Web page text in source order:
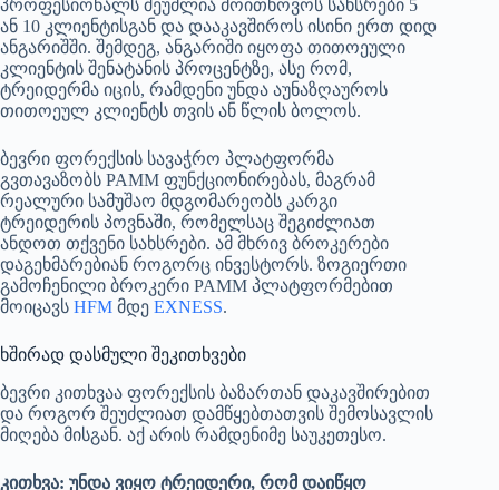
პროფესიონალს შეუძლია მოითხოვოს სახსრები 5
ან 10 კლიენტისგან და დააკავშიროს ისინი ერთ დიდ
ანგარიშში. შემდეგ, ანგარიში იყოფა თითოეული
კლიენტის შენატანის პროცენტზე, ასე რომ,
ტრეიდერმა იცის, რამდენი უნდა აუნაზღაუროს
თითოეულ კლიენტს თვის ან წლის ბოლოს.
ბევრი ფორექსის სავაჭრო პლატფორმა
გვთავაზობს PAMM ფუნქციონირებას, მაგრამ
რეალური სამუშაო მდგომარეობს კარგი
ტრეიდერის პოვნაში, რომელსაც შეგიძლიათ
ანდოთ თქვენი სახსრები. ამ მხრივ ბროკერები
დაგეხმარებიან როგორც ინვესტორს. ზოგიერთი
გამოჩენილი ბროკერი PAMM პლატფორმებით
მოიცავს HFM მდე EXNESS.
ხშირად დასმული შეკითხვები
ბევრი კითხვაა ფორექსის ბაზართან დაკავშირებით
და როგორ შეუძლიათ დამწყებთათვის შემოსავლის
მიღება მისგან. აქ არის რამდენიმე საუკეთესო.
კითხვა: უნდა ვიყო ტრეიდერი, რომ დაიწყო